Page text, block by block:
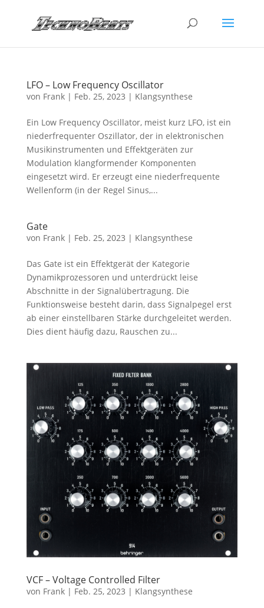
LFO – Low Frequency Oscillator
von Frank| Feb. 25, 2023 | Klangsynthese
Ein Low Frequency Oscillator, meist kurz LFO, ist ein
niederfrequenter Oszillator, der in elektronischen
Musikinstrumenten und Effektgeräten zur
Modulation klangformender Komponenten
eingesetzt wird. Er erzeugt eine niederfrequente
Wellenform (in der Regel Sinus,...
Gate
von Frank| Feb. 25, 2023 | Klangsynthese
Das Gate ist ein Effektgerät der Kategorie
Dynamikprozessoren und unterdrückt leise
Abschnitte in der Signalübertragung. Die
Funktionsweise besteht darin, dass Signalpegel erst
ab einer einstellbaren Stärke durchgeleitet werden.
Dies dient häufig dazu, Rauschen zu...
VCF – Voltage Controlled Filter
von Frank| Feb. 25, 2023 | Klangsynthese